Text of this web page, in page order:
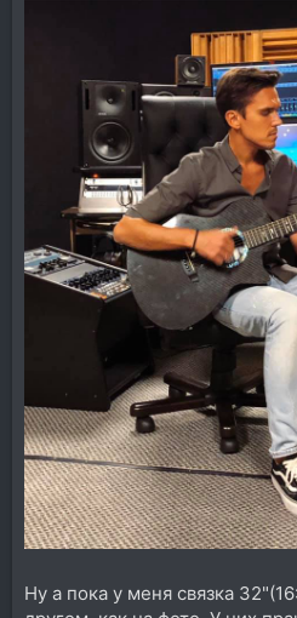
Ну а пока у меня связка